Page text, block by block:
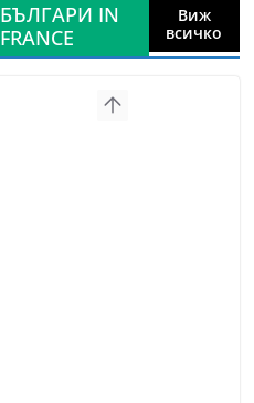
БЪЛГАРИ IN
FRANCE
Виж
всичко